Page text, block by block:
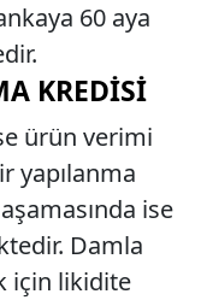
60 aya
KREDISI
ürün verimi
yapılanma
ise
Damla
için likidite